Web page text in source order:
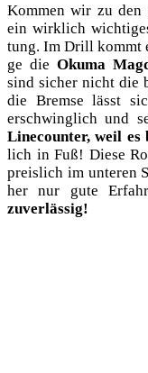
Kom­men wir zu
ein wirk­lich
tung. Im Drill kommt
ge dieOku­ma
sind sicher nicht die
die Brem­se lässt
erschwing­lich und
Line­coun­ter, weil es
lich in Fuß! Die­se
preis­lich im unte­ren
her nur gute
zuverlässig!